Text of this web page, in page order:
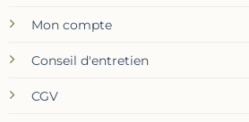
Mon compte
Conseil d'entretien
CGV